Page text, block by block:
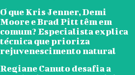
O que Kris Jenner, Demi
Moore e Brad Pitt têm em
comum? Especialista explica
técnica que prioriza
rejuvenescimento natural
Regiane Canuto desafia a